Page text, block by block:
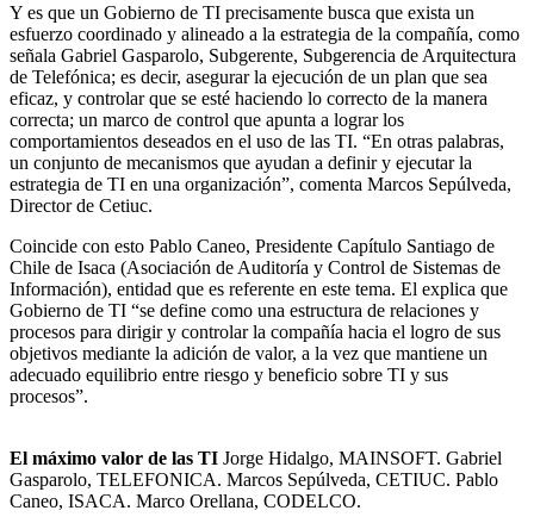
Y es que un Gobierno de TI precisamente busca que exista un
esfuerzo coordinado y alineado a la estrategia de la compañía, como
señala Gabriel Gasparolo, Subgerente, Subgerencia de Arquitectura
de Telefónica; es decir, asegurar la ejecución de un plan que sea
eficaz, y controlar que se esté haciendo lo correcto de la manera
correcta; un marco de control que apunta a lograr los
comportamientos deseados en el uso de las TI. “En otras palabras,
un conjunto de mecanismos que ayudan a definir y ejecutar la
estrategia de TI en una organización”, comenta Marcos Sepúlveda,
Director de Cetiuc.
Coincide con esto Pablo Caneo, Presidente Capítulo Santiago de
Chile de Isaca (Asociación de Auditoría y Control de Sistemas de
Información), entidad que es referente en este tema. El explica que
Gobierno de TI “se define como una estructura de relaciones y
procesos para dirigir y controlar la compañía hacia el logro de sus
objetivos mediante la adición de valor, a la vez que mantiene un
adecuado equilibrio entre riesgo y beneficio sobre TI y sus
procesos”.
El máximo valor de las TI Jorge Hidalgo, MAINSOFT. Gabriel
Gasparolo, TELEFONICA. Marcos Sepúlveda, CETIUC. Pablo
Caneo, ISACA. Marco Orellana, CODELCO.